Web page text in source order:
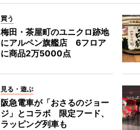
買う
梅田・茶屋町のユニクロ跡地
にアルペン旗艦店 6フロア
に商品2万5000点
見る・遊ぶ
阪急電車が「おさるのジョー
ジ」とコラボ 限定フード、
ラッピング列車も